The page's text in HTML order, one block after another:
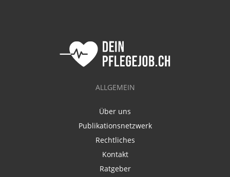
ALLGEMEIN
Über uns
Publikationsnetzwerk
Rechtliches
Kontakt
Ratgeber